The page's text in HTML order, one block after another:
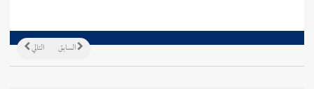
التالي السابق